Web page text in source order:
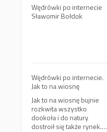
Wędrówki po internecie
Sławomir Bołdok
Wędrówki po internecie.
Jak to na wiosnę
Jak to na wiosnę bujnie
rozkwita wszystko
dookoła i do natury
dostroił się także rynek.…